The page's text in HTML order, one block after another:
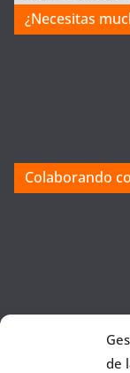
a
t
a
e
¿Necesitas
Colaborando
de